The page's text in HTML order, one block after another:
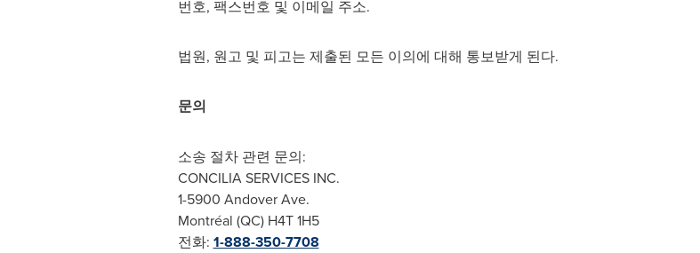
번호, 팩스번호 및 이메일 주소.
법원, 원고 및 피고는 제출된 모든 이의에 대해 통보받게 된다.
문의
소송 절차 관련 문의:
CONCILIA SERVICES INC.
1-5900 Andover Ave.
Montréal (QC) H4T 1H5
전화: 1-888-350-7708